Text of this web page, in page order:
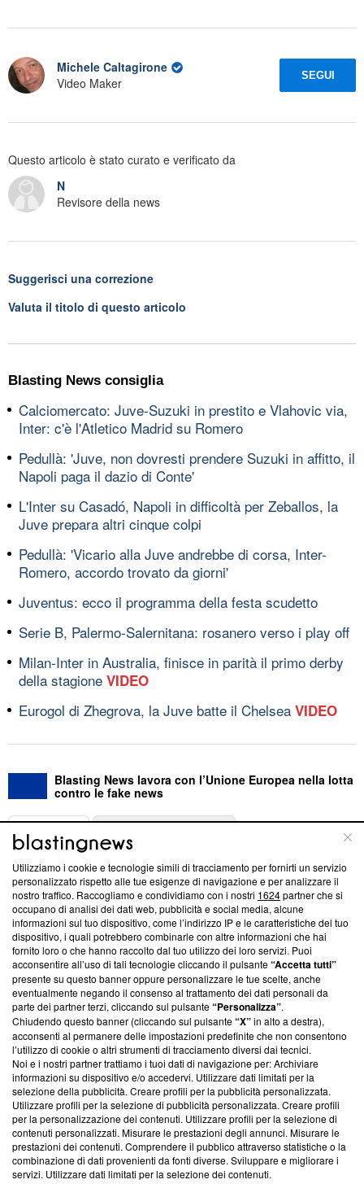
Michele Caltagirone
Video Maker
SEGUI
Questo articolo è stato curato e verificato da
N
Revisore della news
Suggerisci una correzione
Valuta il titolo di questo articolo
Blasting News consiglia
Calciomercato: Juve-Suzuki in prestito e Vlahovic via,
Inter: c'è l'Atletico Madrid su Romero
Pedullà: 'Juve, non dovresti prendere Suzuki in affitto, il
Napoli paga il dazio di Conte'
L'Inter su Casadó, Napoli in difficoltà per Zeballos, la
Juve prepara altri cinque colpi
Pedullà: 'Vicario alla Juve andrebbe di corsa, Inter-
Romero, accordo trovato da giorni'
Juventus: ecco il programma della festa scudetto
Serie B, Palermo-Salernitana: rosanero verso i play off
Milan-Inter in Australia, finisce in parità il primo derby
della stagione VIDEO
Eurogol di Zhegrova, la Juve batte il Chelsea VIDEO
Blasting News lavora con l’Unione Europea nella lotta
contro le fake news
ABOUT
Questa sezione offre informazioni trasparenti su Blasting
News, sui nostri processi editoriali e su come ci impegniamo a
creare news di qualità. Inoltre, afferma la nostra aderenza a
‘Trust Project - News with Integrity’Blasting News non è
ancora membro del programma, ma ha richiesto di farne
parte; Trust Project non ha ancora effettuato una verifica di
conformità agli standard.
Su di noi
Team editoriale
Corporate
Redazione
Informativa Privacy
Cookie Policy
Utilizziamo i cookie e tecnologie simili di tracciamento per fornirti un servizio
personalizzato rispetto alle tue esigenze di navigazione e per analizzare il
nostro traffico. Raccogliamo e condividiamo con i nostri 1624partner che si
occupano di analisi dei dati web, pubblicità e social media, alcune
informazioni sul tuo dispositivo, come l’indirizzo IP e le caratteristiche del tuo
dispositivo, i quali potrebbero combinarle con altre informazioni che hai
fornito loro o che hanno raccolto dal tuo utilizzo dei loro servizi. Puoi
acconsentire all’uso di tali tecnologie cliccando il pulsante“Accetta tutti”
presente su questo banner oppure personalizzare le tue scelte, anche
eventualmente negando il consenso al trattamento dei dati personali da
parte dei partner terzi, cliccando sul pulsante“Personalizza”.
Chiudendo questo banner (cliccando sul pulsante“X”in alto a destra),
acconsenti al permanere delle impostazioni predefinite che non consentono
l’utilizzo di cookie o altri strumenti di tracciamento diversi dai tecnici.
Noi e i nostri partner trattiamo i tuoi dati di navigazione per: Archiviare
informazioni su dispositivo e/o accedervi. Utilizzare dati limitati per la
selezione della pubblicità. Creare profili per la pubblicità personalizzata.
Utilizzare profili per la selezione di pubblicità personalizzata. Creare profili
per la personalizzazione dei contenuti. Utilizzare profili per la selezione di
contenuti personalizzati. Misurare le prestazioni degli annunci. Misurare le
prestazioni dei contenuti. Comprendere il pubblico attraverso statistiche o la
combinazione di dati provenienti da fonti diverse. Sviluppare e migliorare i
servizi. Utilizzare dati limitati per la selezione dei contenuti.